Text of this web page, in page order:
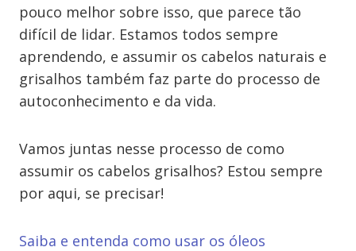
pouco melhor sobre isso, que parece tão
difícil de lidar. Estamos todos sempre
aprendendo, e assumir os cabelos naturais e
grisalhos também faz parte do processo de
autoconhecimento e da vida.
Vamos juntas nesse processo de como
assumir os cabelos grisalhos? Estou sempre
por aqui, se precisar!
Saiba e entenda como usar os óleos